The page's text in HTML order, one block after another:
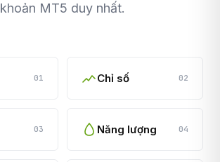
khoản MT5 duy nhất.
01 Chỉ số 02
03 Năng lượng 04